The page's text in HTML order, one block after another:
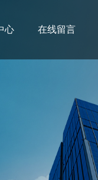
心 在线留言